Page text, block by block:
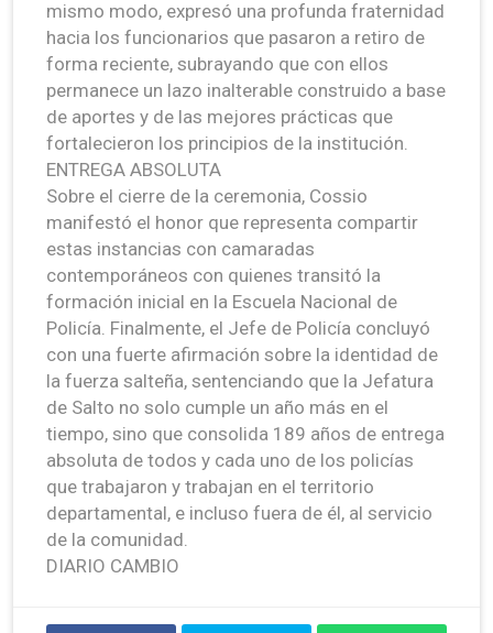
mismo modo, expresó una profunda fraternidad
hacia los funcionarios que pasaron a retiro de
forma reciente, subrayando que con ellos
permanece un lazo inalterable construido a base
de aportes y de las mejores prácticas que
fortalecieron los principios de la institución.
ENTREGA ABSOLUTA
Sobre el cierre de la ceremonia, Cossio
manifestó el honor que representa compartir
estas instancias con camaradas
contemporáneos con quienes transitó la
formación inicial en la Escuela Nacional de
Policía. Finalmente, el Jefe de Policía concluyó
con una fuerte afirmación sobre la identidad de
la fuerza salteña, sentenciando que la Jefatura
de Salto no solo cumple un año más en el
tiempo, sino que consolida 189 años de entrega
absoluta de todos y cada uno de los policías
que trabajaron y trabajan en el territorio
departamental, e incluso fuera de él, al servicio
de la comunidad.
DIARIO CAMBIO